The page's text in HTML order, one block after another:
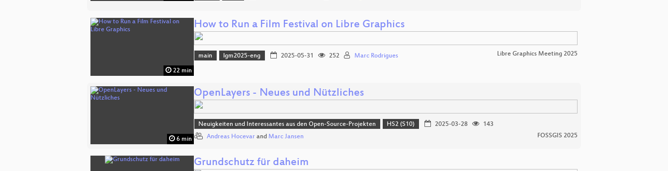
22 min
How to Run a Film Festival on Libre Graphics
main lgm2025-eng 2025-05-31 252 Marc Rodrigues Libre Graphics Meeting 2025
6 min
OpenLayers - Neues und Nützliches
Neuigkeiten und Interessantes aus den Open-Source-Projekten HS2 (S10) 2025-03-28
143
Andreas Hocevar and Marc Jansen FOSSGIS 2025
Grundschutz für daheim